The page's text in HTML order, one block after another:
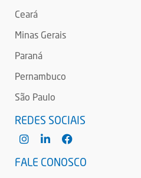
Ceará
Minas Gerais
Paraná
Pernambuco
São Paulo
REDES SOCIAIS
FALE CONOSCO